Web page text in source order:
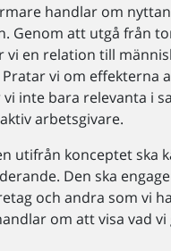
handlar om
Genom att utgå från
vi en relation till
vi om effekterna
inte bara relevanta i
arbetsgivare.
utifrån konceptet ska
Den ska
och andra som vi
om att visa vad vi